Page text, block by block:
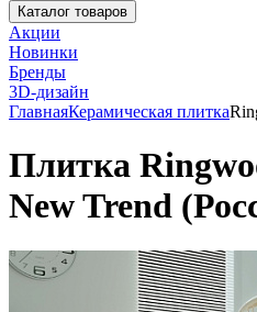
Каталог товаров
Акции
Новинки
Бренды
3D-дизайн
ГлавнаяКерамическая плитка
Плитка
New Trend